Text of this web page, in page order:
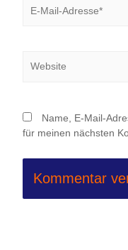
Mail-
Name, E-Mail-
für meinen nächsten